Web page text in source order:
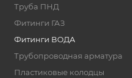
Труба ПНД
Фитинги ГАЗ
Фитинги ВОДА
Трубопроводная арматура
Пластиковые колодцы